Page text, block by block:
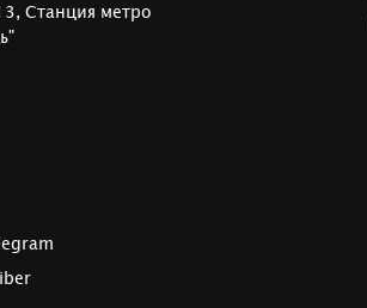
Станция метро